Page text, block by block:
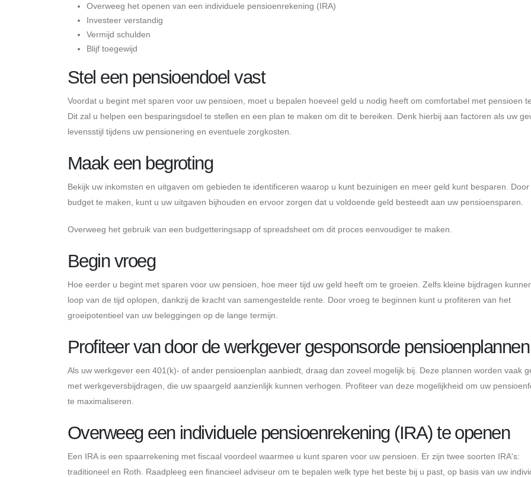
Overweeg het openen van een individuele pensioenrekening (IRA)
Investeer verstandig
Vermijd schulden
Blijf toegewijd
Stel een pensioendoel vast
Voordat u begint met sparen voor uw pensioen, moet u bepalen hoeveel geld u nodig heeft om comfortabel met pensioen
Dit zal u helpen een besparingsdoel te stellen en een plan te maken om dit te bereiken. Denk hierbij aan factoren als uw
levensstijl tijdens uw pensionering en eventuele zorgkosten.
Maak een begroting
Bekijk uw inkomsten en uitgaven om gebieden te identificeren waarop u kunt bezuinigen en meer geld kunt besparen. Door
budget te maken, kunt u uw uitgaven bijhouden en ervoor zorgen dat u voldoende geld besteedt aan uw pensioensparen.
Overweeg het gebruik van een budgetteringsapp of spreadsheet om dit proces eenvoudiger te maken.
Begin vroeg
Hoe eerder u begint met sparen voor uw pensioen, hoe meer tijd uw geld heeft om te groeien. Zelfs kleine bijdragen
loop van de tijd oplopen, dankzij de kracht van samengestelde rente. Door vroeg te beginnen kunt u profiteren van het
groeipotentieel van uw beleggingen op de lange termijn.
Profiteer van door de werkgever gesponsorde pensioenplannen
Als uw werkgever een 401(k)- of ander pensioenplan aanbiedt, draag dan zoveel mogelijk bij. Deze plannen worden vaak
met werkgeversbijdragen, die uw spaargeld aanzienlijk kunnen verhogen. Profiteer van deze mogelijkheid om uw
te maximaliseren.
Overweeg een individuele pensioenrekening (IRA) te openen
Een IRA is een spaarrekening met fiscaal voordeel waarmee u kunt sparen voor uw pensioen. Er zijn twee soorten IRA's:
traditioneel en Roth. Raadpleeg een financieel adviseur om te bepalen welk type het beste bij u past, op basis van uw